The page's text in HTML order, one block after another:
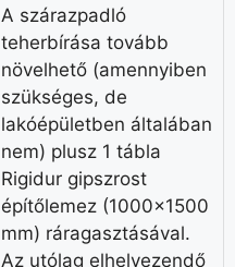
A szárazpadló
teherbírása tovább
növelhető (amennyiben
szükséges, de
lakóépületben általában
nem) plusz 1 tábla
Rigidur gipszrost
építőlemez (1000×1500
mm) ráragasztásával.
Az utólag elhelyezendő